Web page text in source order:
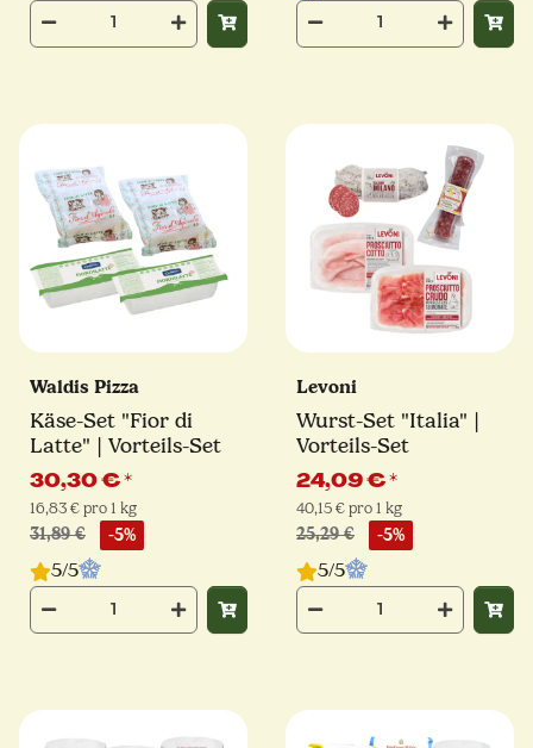
Waldis Pizza
Käse-Set "Fior di
Latte" | Vorteils-Set
30,30 €*
16,83 € pro 1 kg
31,89 € -5%
5/5
Levoni
Wurst-Set "Italia" |
Vorteils-Set
24,09 €*
40,15 € pro 1 kg
25,29 € -5%
5/5